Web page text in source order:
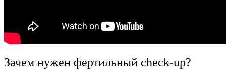
Зачем нужен фертильный check-up?